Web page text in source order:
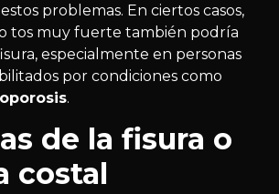
problemas. En ciertos casos,
tos muy fuerte también podría
especialmente en personas
por condiciones como
.
de la fisura o
costal